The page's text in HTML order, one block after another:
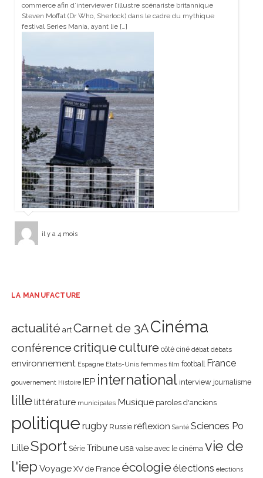
commerce afin d’interviewer l’illustre scénariste britannique
Steven Moffat (Dr Who, Sherlock) dans le cadre du mythique
festival Series Mania, ayant lie […]
il y a 4 mois
LA MANUFACTURE
actualité art Carnet de 3ACinéma
conférencecritiqueculture côté ciné débat débats
environnement Espagne Etats-Unis femmes film football France
gouvernement Histoire IEP international interview journalisme
lillelittérature municipales Musique paroles d'anciens
politique rugby Russie réflexion Santé Sciences Po
LilleSport Série Tribune usa valse avec le cinéma vie de
l'iep Voyage XV de France écologie élections élections